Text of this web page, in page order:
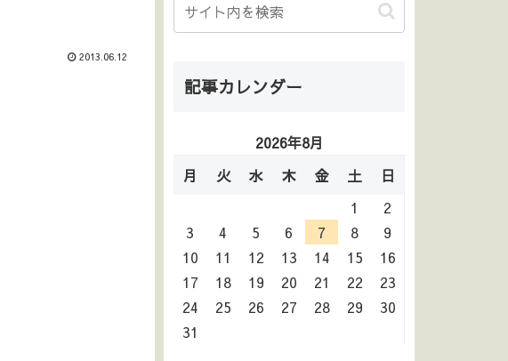
2013.06.12
記事カレンダー
2026年8月
月
火 水 木 金 土
日
1
2
3
4 5 6 7 8
9
10
11 12 13 14 15
16
17
18 19 20 21 22
23
24
25 26 27 28 29
30
31